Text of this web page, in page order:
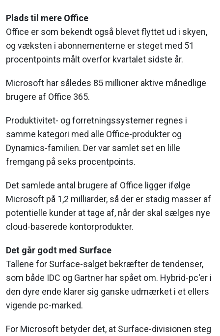
Plads til mere Office
Office er som bekendt også blevet flyttet ud i skyen,
og væksten i abonnementerne er steget med 51
procentpoints målt overfor kvartalet sidste år.
Microsoft har således 85 millioner aktive månedlige
brugere af Office 365.
Produktivitet- og forretningssystemer regnes i
samme kategori med alle Office-produkter og
Dynamics-familien. Der var samlet set en lille
fremgang på seks procentpoints.
Det samlede antal brugere af Office ligger ifølge
Microsoft på 1,2 milliarder, så der er stadig masser af
potentielle kunder at tage af, når der skal sælges nye
cloud-baserede kontorprodukter.
Det går godt med Surface
Tallene for Surface-salget bekræfter de tendenser,
som både IDC og Gartner har spået om. Hybrid-pc'er i
den dyre ende klarer sig ganske udmærket i et ellers
vigende pc-marked.
For Microsoft betyder det, at Surface-divisionen steg